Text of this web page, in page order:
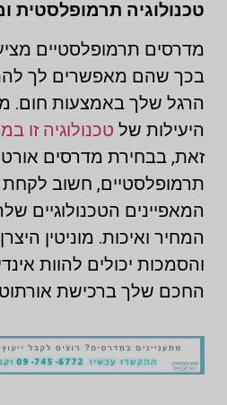
טכנולוגיה תרמופלסטית
מדרסים תרמופלסטיים
בכך שהם מאפשרים לך
הרגל שלך באמצעות
היעילות של טכנולוגיה זו
זאת, בבחירת מדרסים
תרמופלסטיים, חשוב
המאפיינים הטכנולוגיים
המחיר ואיכות. מוניטין
והסמכות יכולים להוות
החכם שלך ברכישת